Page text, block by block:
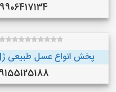
09906417134
پخش انواع عسل طبیعی
09155125188